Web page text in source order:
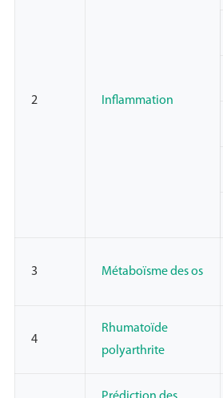
2 Inflammation
3 Métaboïsme des os
4
Rhumatoïde
polyarthrite